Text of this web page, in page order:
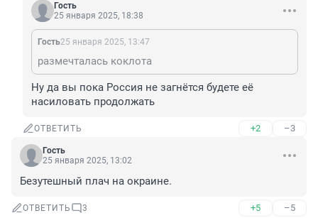
Гость
25 января 2025, 18:38
Гость25 января 2025, 13:47
размечталась коклота
Ну да вы пока Россия не загнётся будете её
насиловать продолжать
ОТВЕТИТЬ +2 –3
Гость
25 января 2025, 13:02
Безутешный плач на окраине.
ОТВЕТИТЬ 3 +5 –5